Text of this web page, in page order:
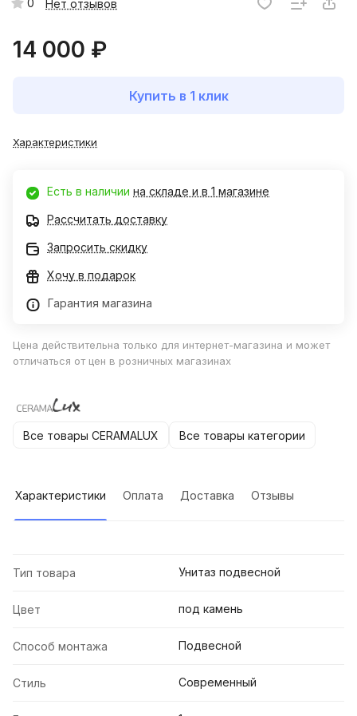
0 Нет отзывов
14 000 ₽
Купить в 1 клик
Характеристики
Есть в наличии на складе и в 1 магазине
Рассчитать доставку
Запросить скидку
Хочу в подарок
Гарантия магазина
Цена действительна только для интернет-магазина и может
отличаться от цен в розничных магазинах
Все товары CERAMALUX Все товары категории
Характеристики Оплата Доставка Отзывы
Тип товара Унитаз подвесной
Цвет под камень
Способ монтажа Подвесной
Стиль Современный